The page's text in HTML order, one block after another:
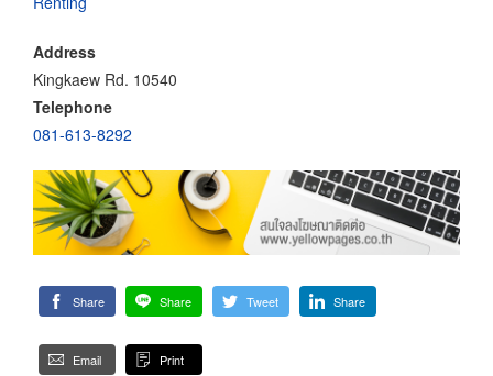
Address
Kingkaew Rd. 10540
Telephone
081-613-8292
Share Share Tweet Share
Email Print